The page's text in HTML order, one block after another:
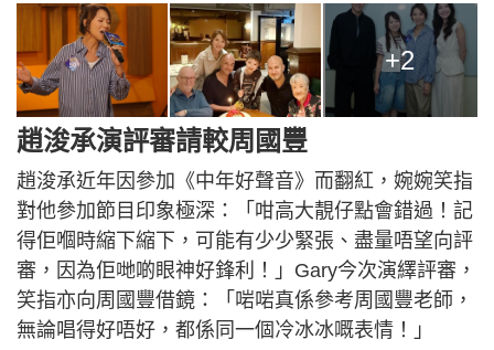
+2
趙浚承演評審請較周國豐
趙浚承近年因參加《中年好聲音》而翻紅，婉婉笑指
對他參加節目印象極深：「咁高大靚仔點會錯過！記
得佢嗰時縮下縮下，可能有少少緊張、盡量唔望向評
審，因為佢哋啲眼神好鋒利！」Gary今次演繹評審，
笑指亦向周國豐借鏡：「啱啱真係參考周國豐老師，
無論唱得好唔好，都係同一個冷冰冰嘅表情！」